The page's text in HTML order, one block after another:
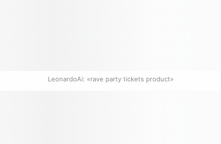
LeonardoAi: «rave party tickets product»